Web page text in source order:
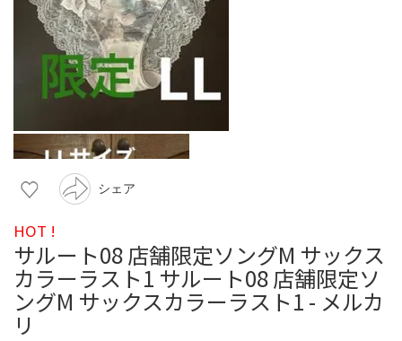
シェア
HOT !
サルート08 店舗限定ソングM サックス
カラーラスト1 サルート08 店舗限定ソ
ングM サックスカラーラスト1 - メルカ
リ